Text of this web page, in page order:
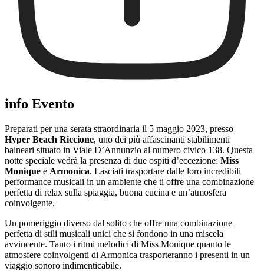
info Evento
Preparati per una serata straordinaria il 5 maggio 2023, presso
Hyper Beach Riccione, uno dei più affascinanti stabilimenti
balneari situato in Viale D’Annunzio al numero civico 138. Questa
notte speciale vedrà la presenza di due ospiti d’eccezione: Miss
Monique e Armonica. Lasciati trasportare dalle loro incredibili
performance musicali in un ambiente che ti offre una combinazione
perfetta di relax sulla spiaggia, buona cucina e un’atmosfera
coinvolgente.
Un pomeriggio diverso dal solito che offre una combinazione
perfetta di stili musicali unici che si fondono in una miscela
avvincente. Tanto i ritmi melodici di Miss Monique quanto le
atmosfere coinvolgenti di Armonica trasporteranno i presenti in un
viaggio sonoro indimenticabile.